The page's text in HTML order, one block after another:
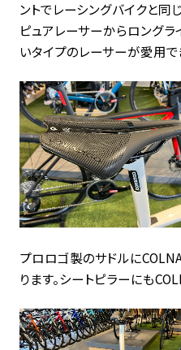
ントでレーシングバイクと同
ピュアレーサーからロングラ
いタイプのレーサーが愛用で
プロロゴ製のサドルに
ります。シートピラーにも